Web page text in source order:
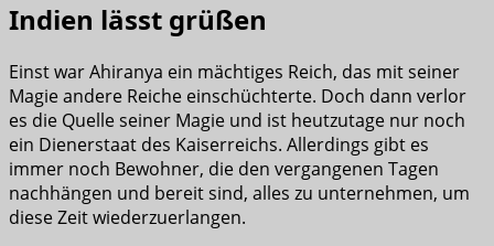
Indien lässt grüßen
Einst war Ahiranya ein mächtiges Reich, das mit seiner
Magie andere Reiche einschüchterte. Doch dann verlor
es die Quelle seiner Magie und ist heutzutage nur noch
ein Dienerstaat des Kaiserreichs. Allerdings gibt es
immer noch Bewohner, die den vergangenen Tagen
nachhängen und bereit sind, alles zu unternehmen, um
diese Zeit wiederzuerlangen.